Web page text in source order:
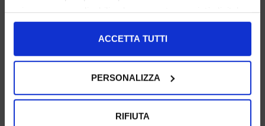
in cui avete effettuato le vostre scelte. È possibile
modificare o revocare il proprio consenso in qualsiasi
momento dalla Dichiarazione sui cookie o facendo clic
Con il tuo consenso, vorremmo anche:
raccogliere informazioni sulla tua posizione
ACCETTA TUTTI
PERSONALIZZA
RIFIUTA